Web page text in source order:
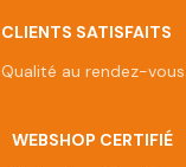
CLIENTS SATISFAITS
Qualité au rendez-vous
WEBSHOP CERTIFIÉ